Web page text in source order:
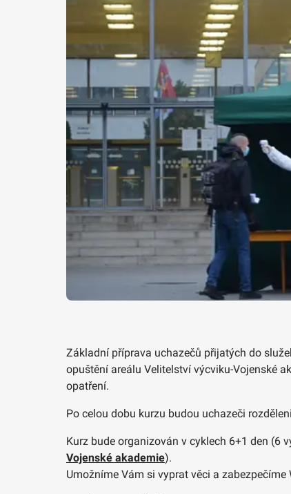
Základní příprava uchazečů přijatých do
opuštění areálu Velitelství výcviku-Vojenské
opatření.
Po celou dobu kurzu budou uchazeči
Kurz bude organizován v cyklech 6+1 den (6
Vojenské akademie).
Umožníme Vám si vyprat věci a